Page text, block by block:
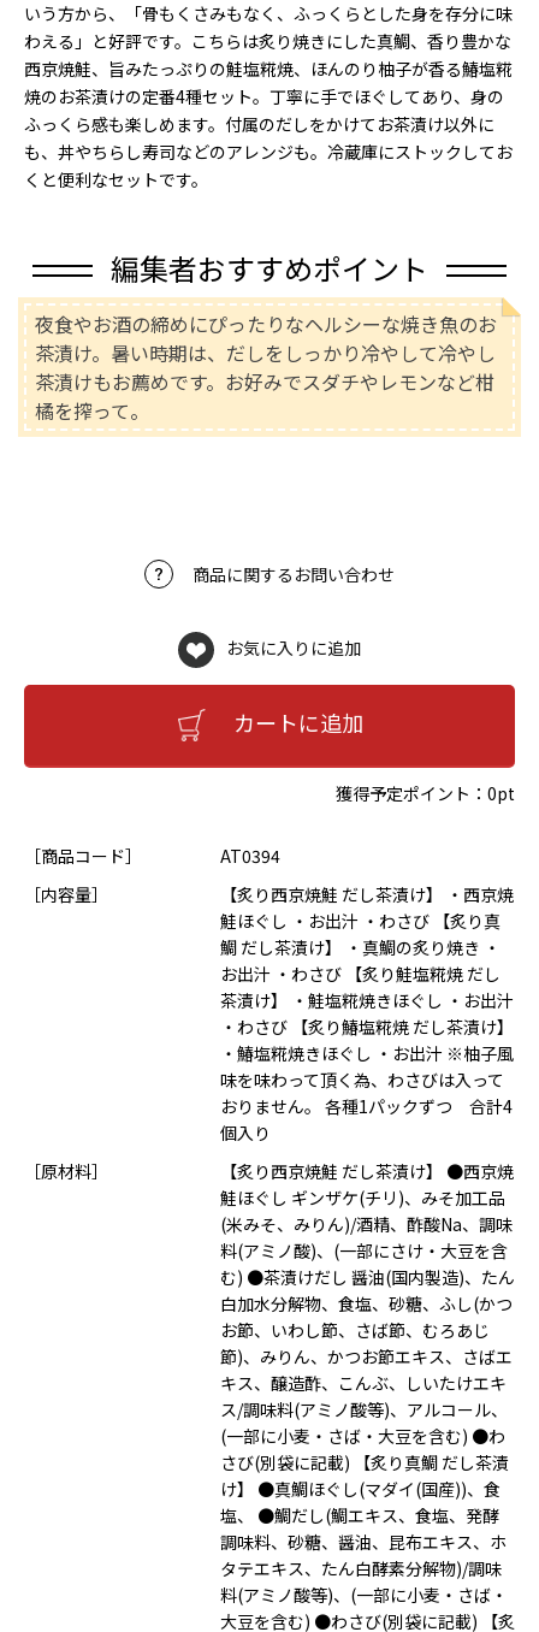
いう方から、「骨もくさみもなく、ふっくらとした身を存分に味
わえる」と好評です。こちらは炙り焼きにした真鯛、香り豊かな
西京焼鮭、旨みたっぷりの鮭塩糀焼、ほんのり柚子が香る鰆塩糀
焼のお茶漬けの定番4種セット。丁寧に手でほぐしてあり、身の
ふっくら感も楽しめます。付属のだしをかけてお茶漬け以外に
も、丼やちらし寿司などのアレンジも。冷蔵庫にストックしてお
くと便利なセットです。
編集者おすすめポイント
夜食やお酒の締めにぴったりなヘルシーな焼き魚のお
茶漬け。暑い時期は、だしをしっかり冷やして冷やし
茶漬けもお薦めです。お好みでスダチやレモンなど柑
橘を搾って。
商品に関するお問い合わせ
お気に入りに追加
カートに追加
獲得予定ポイント：0pt
［商品コード］
AT0394
［内容量］
【炙り西京焼鮭 だし茶漬け】 ・西京焼
鮭ほぐし ・お出汁 ・わさび 【炙り真
鯛 だし茶漬け】 ・真鯛の炙り焼き ・
お出汁 ・わさび 【炙り鮭塩糀焼 だし
茶漬け】 ・鮭塩糀焼きほぐし ・お出汁
・わさび 【炙り鰆塩糀焼 だし茶漬け】
・鰆塩糀焼きほぐし ・お出汁 ※柚子風
味を味わって頂く為、わさびは入って
おりません。 各種1パックずつ 合計4
個入り
［原材料］
【炙り西京焼鮭 だし茶漬け】 ●西京焼
鮭ほぐし ギンザケ(チリ)、みそ加工品
(米みそ、みりん)/酒精、酢酸Na、調味
料(アミノ酸)、(一部にさけ・大豆を含
む) ●茶漬けだし 醤油(国内製造)、たん
白加水分解物、食塩、砂糖、ふし(かつ
お節、いわし節、さば節、むろあじ
節)、みりん、かつお節エキス、さばエ
キス、醸造酢、こんぶ、しいたけエキ
ス/調味料(アミノ酸等)、アルコール、
(一部に小麦・さば・大豆を含む) ●わ
さび(別袋に記載) 【炙り真鯛 だし茶漬
け】 ●真鯛ほぐし(マダイ(国産))、食
塩、 ●鯛だし(鯛エキス、食塩、発酵
調味料、砂糖、醤油、昆布エキス、ホ
タテエキス、たん白酵素分解物)/調味
料(アミノ酸等)、(一部に小麦・さば・
大豆を含む) ●わさび(別袋に記載) 【炙